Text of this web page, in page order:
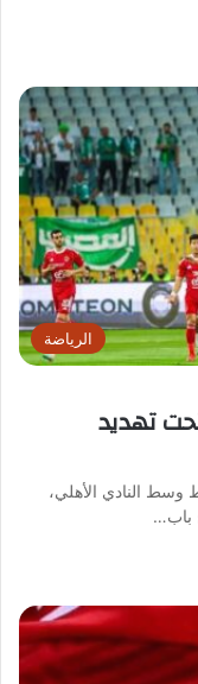
الرياضة
تهديد
النادي الأهلي،
باب…